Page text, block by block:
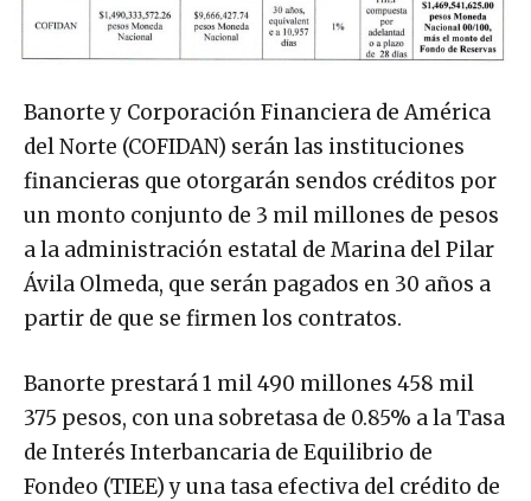
Banorte y Corporación Financiera de América
del Norte (COFIDAN) serán las instituciones
financieras que otorgarán sendos créditos por
un monto conjunto de 3 mil millones de pesos
a la administración estatal de Marina del Pilar
Ávila Olmeda, que serán pagados en 30 años a
partir de que se firmen los contratos.
Banorte prestará 1 mil 490 millones 458 mil
375 pesos, con una sobretasa de 0.85% a la Tasa
de Interés Interbancaria de Equilibrio de
Fondeo (TIEE) y una tasa efectiva del crédito de